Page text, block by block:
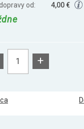
Gorilla Sports
Gorilla Sports
od:
4,00 €
+